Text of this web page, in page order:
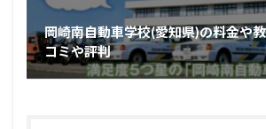
岡崎南自動車学校(愛知県)の料金や
コミや評判